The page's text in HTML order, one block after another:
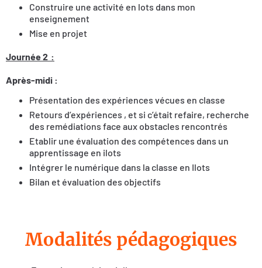
Construire une activité en lots dans mon
enseignement
Mise en projet
Journée 2 :
Après-midi :
Présentation des expériences vécues en classe
Retours d’expériences , et si c’était refaire, recherche
des remédiations face aux obstacles rencontrés
Etablir une évaluation des compétences dans un
apprentissage en ilots
Intégrer le numérique dans la classe en Ilots
Bilan et évaluation des objectifs
Modalités pédagogiques